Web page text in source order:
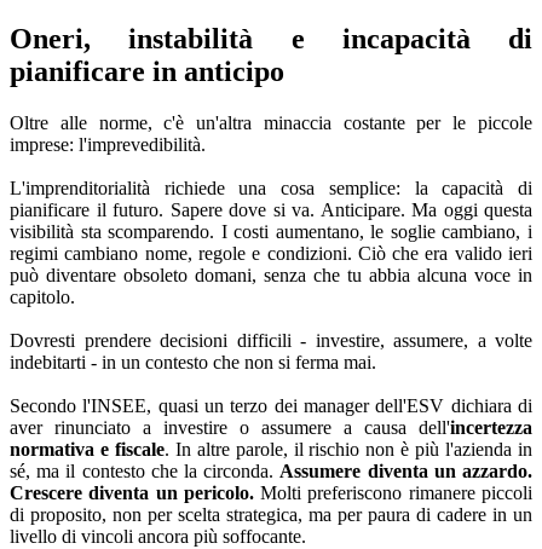
Oneri, instabilità e incapacità di
pianificare in anticipo
Oltre alle norme, c'è un'altra minaccia costante per le piccole
imprese: l'imprevedibilità.
L'imprenditorialità richiede una cosa semplice: la capacità di
pianificare il futuro. Sapere dove si va. Anticipare. Ma oggi questa
visibilità sta scomparendo. I costi aumentano, le soglie cambiano, i
regimi cambiano nome, regole e condizioni. Ciò che era valido ieri
può diventare obsoleto domani, senza che tu abbia alcuna voce in
capitolo.
Dovresti prendere decisioni difficili - investire, assumere, a volte
indebitarti - in un contesto che non si ferma mai.
Secondo l'INSEE, quasi un terzo dei manager dell'ESV dichiara di
aver rinunciato a investire o assumere a causa dell'incertezza
normativa e fiscale. In altre parole, il rischio non è più l'azienda in
sé, ma il contesto che la circonda. Assumere diventa un azzardo.
Crescere diventa un pericolo.Molti preferiscono rimanere piccoli
di proposito, non per scelta strategica, ma per paura di cadere in un
livello di vincoli ancora più soffocante.